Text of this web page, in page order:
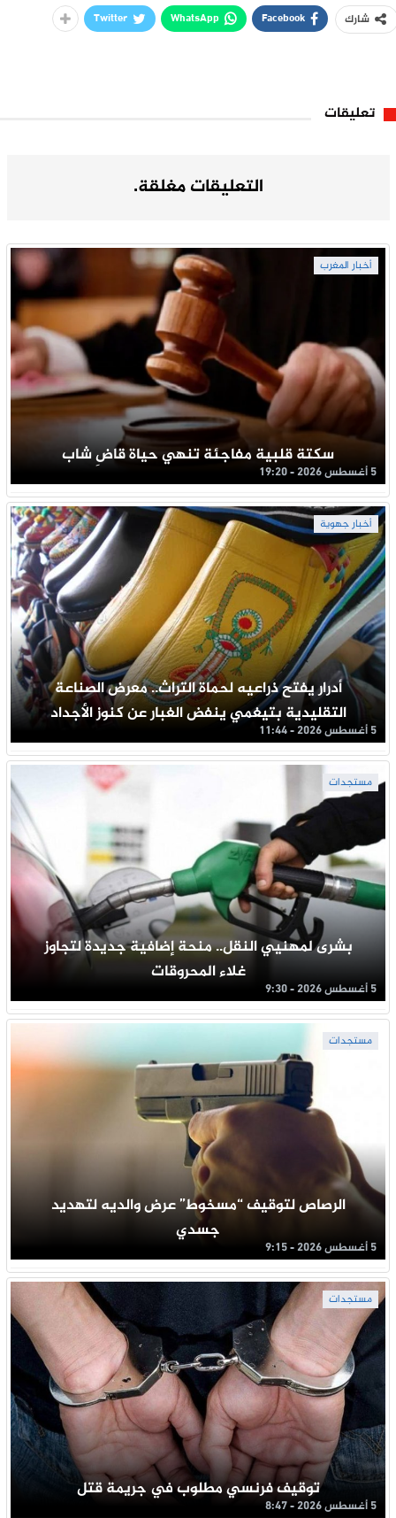
شارك Facebook
WhatsApp
Twitter
تعليقات
التعليقات مغلقة.
أخبار المغرب
سكتة قلبية مفاجئة تنهي حياة قاضِ شاب
5 أغسطس 2026 - 19:20
أخبار جهوية
أدرار يفتح ذراعيه لحماة التراث.. معرض الصناعة
التقليدية بتيغمي ينفض الغبار عن كنوز الأجداد
5 أغسطس 2026 - 11:44
مستجدات
بشرى لمهنيي النقل.. منحة إضافية جديدة لتجاوز
غلاء المحروقات
5 أغسطس 2026 - 9:30
مستجدات
الرصاص لتوقيف “مسخوط” عرض والديه لتهديد
جسدي
5 أغسطس 2026 - 9:15
مستجدات
توقيف فرنسي مطلوب في جريمة قتل
5 أغسطس 2026 - 8:47